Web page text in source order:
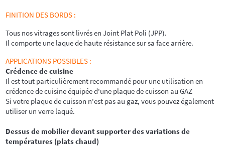
FINITION DES BORDS :
Tous nos vitrages sont livrés en Joint Plat Poli (JPP).
Il comporte une laque de haute résistance sur sa face arrière.
APPLICATIONS POSSIBLES :
Crédence de cuisine
Il est tout particulièrement recommandé pour une utilisation en
crédence de cuisine équipée d'une plaque de cuisson au GAZ
Si votre plaque de cuisson n'est pas au gaz, vous pouvez également
utiliser un verre laqué.
Dessus de mobilier devant supporter des variations de
températures (plats chaud)